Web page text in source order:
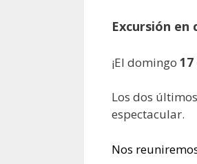
Excursión en
¡El domingo 17
Los dos
espectacular.
Nos